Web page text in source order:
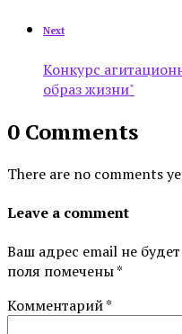
Next
Конкурс
образ жизни"
0 Comments
There are no comments
Leave a comment
Ваш адрес email не
поля помечены*
Комментарий*